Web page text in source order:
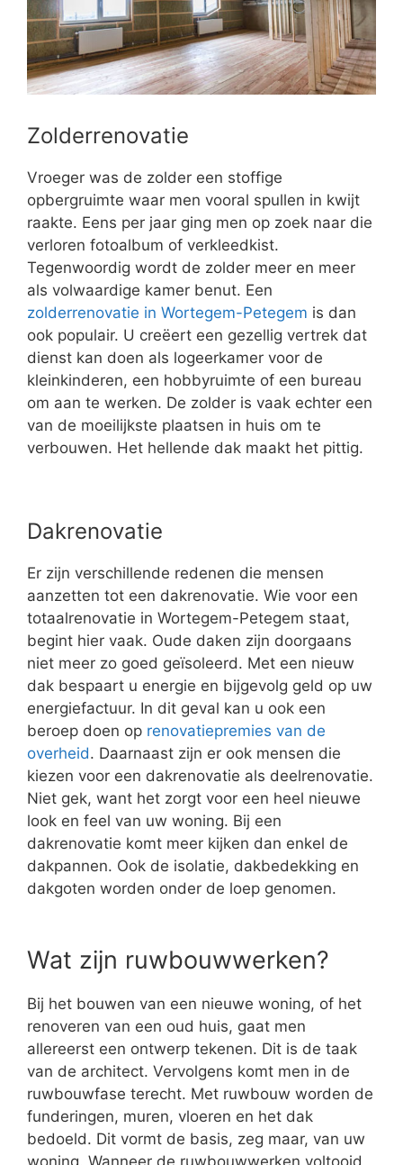
Zolderrenovatie
Vroeger was de zolder een stoffige
opbergruimte waar men vooral spullen in kwijt
raakte. Eens per jaar ging men op zoek naar die
verloren fotoalbum of verkleedkist.
Tegenwoordig wordt de zolder meer en meer
als volwaardige kamer benut. Een
zolderrenovatie in Wortegem-Petegem is dan
ook populair. U creëert een gezellig vertrek dat
dienst kan doen als logeerkamer voor de
kleinkinderen, een hobbyruimte of een bureau
om aan te werken. De zolder is vaak echter een
van de moeilijkste plaatsen in huis om te
verbouwen. Het hellende dak maakt het pittig.
Dakrenovatie
Er zijn verschillende redenen die mensen
aanzetten tot een dakrenovatie. Wie voor een
totaalrenovatie in Wortegem-Petegem staat,
begint hier vaak. Oude daken zijn doorgaans
niet meer zo goed geïsoleerd. Met een nieuw
dak bespaart u energie en bijgevolg geld op uw
energiefactuur. In dit geval kan u ook een
beroep doen op renovatiepremies van de
overheid. Daarnaast zijn er ook mensen die
kiezen voor een dakrenovatie als deelrenovatie.
Niet gek, want het zorgt voor een heel nieuwe
look en feel van uw woning. Bij een
dakrenovatie komt meer kijken dan enkel de
dakpannen. Ook de isolatie, dakbedekking en
dakgoten worden onder de loep genomen.
Wat zijn ruwbouwwerken?
Bij het bouwen van een nieuwe woning, of het
renoveren van een oud huis, gaat men
allereerst een ontwerp tekenen. Dit is de taak
van de architect. Vervolgens komt men in de
ruwbouwfase terecht. Met ruwbouw worden de
funderingen, muren, vloeren en het dak
bedoeld. Dit vormt de basis, zeg maar, van uw
woning. Wanneer de ruwbouwwerken voltooid